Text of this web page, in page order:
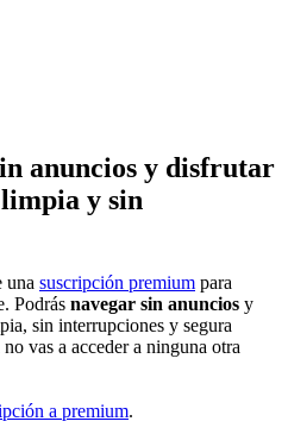
anuncios y disfrutar
y sin
una suscripción premium para
Podrás navegar sin anuncios y
sin interrupciones y segura
no vas a acceder a ninguna otra
a premium.